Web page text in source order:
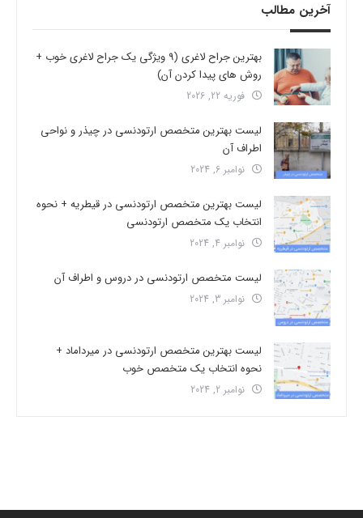
آخرین مطالب
بهترین جراح لاغری (9 ویژگی یک جراح لاغری خوب +
روش های پیدا کردن آن)
فوریه 22, 2026
لیست بهترین متخصص ارتودنسی در چیذر و نواحی
اطراف آن
نوامبر 6, 2024
لیست بهترین متخصص ارتودنسی در قیطریه + نحوه
انتخاب یک متخصص ارتودنسی
نوامبر 4, 2024
لیست متخصص ارتودنسی در دروس و اطراف آن
نوامبر 3, 2024
لیست بهترین متخصص ارتودنسی در میرداماد +
نحوه انتخاب یک متخصص خوب
نوامبر 2, 2024